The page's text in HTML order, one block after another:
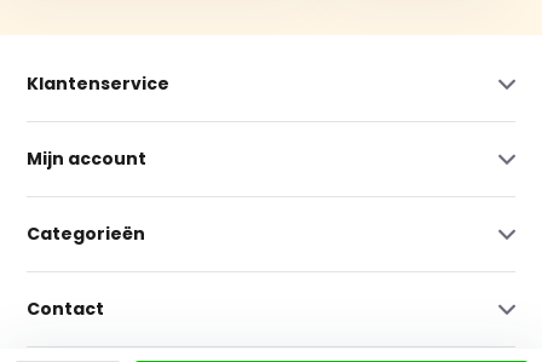
Klantenservice
Mijn account
Categorieën
Contact